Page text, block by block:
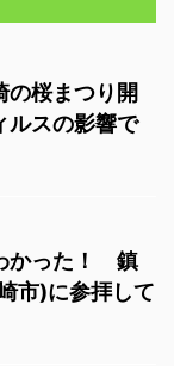
桜まつり開
スの影響で
かった！ 鎮
市)に参拝して